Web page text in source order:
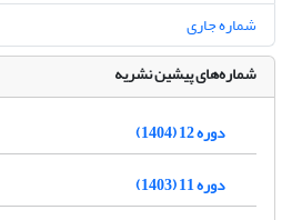
شماره جاری
شماره‌های پیشین نشریه
دوره 12 (1404)
دوره 11 (1403)